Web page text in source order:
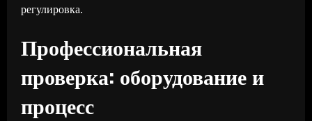
регулировка.
Профессиональная
проверка: оборудование и
процесс